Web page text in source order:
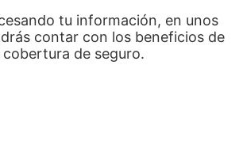
tu información, en unos
contar con los beneficios de
de seguro.